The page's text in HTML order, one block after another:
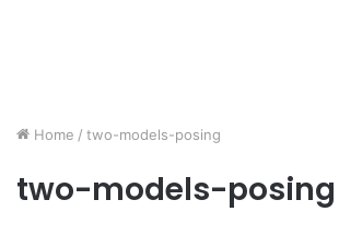
Home / two-models-posing
two-models-posing